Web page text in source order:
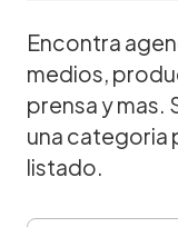
Encontra
medios,
prensa y mas.
una categoria
listado.